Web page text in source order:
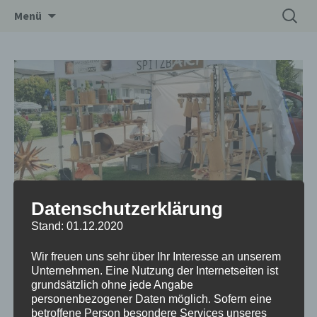
Drechslerei Spitzbart
Menü
Suchen
nach:
dieKunsthandwerker in Podersdorf
13.08.2021 - 15.08.2021
10:00 - 19:00
Datenschutzerklärung
Stand: 01.12.2020
Wir freuen uns sehr über Ihr Interesse an unserem
Unternehmen. Eine Nutzung der Internetseiten ist
grundsätzlich ohne jede Angabe
personenbezogener Daten möglich. Sofern eine
betroffene Person besondere Services unseres